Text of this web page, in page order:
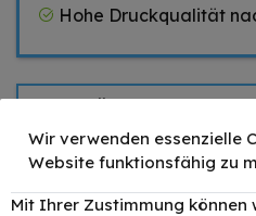
Hohe Druckqualität
Zubehör
TONEX alternativ für
Brother LC-223BK
1000 Seiten 20ml
Wir verwenden essenzielle
Website funktionsfähig zu
Mit Ihrer Zustimmung können